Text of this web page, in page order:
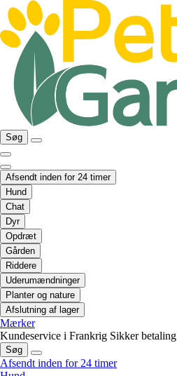
Søg
Afsendt inden for 24 timer
Hund
Chat
Dyr
Opdræt
Gården
Riddere
Uderumændninger
Planter og nature
Afslutning af lager
Mærker
Kundeservice i Frankrig Sikker betaling
Søg
Afsendt inden for 24 timer